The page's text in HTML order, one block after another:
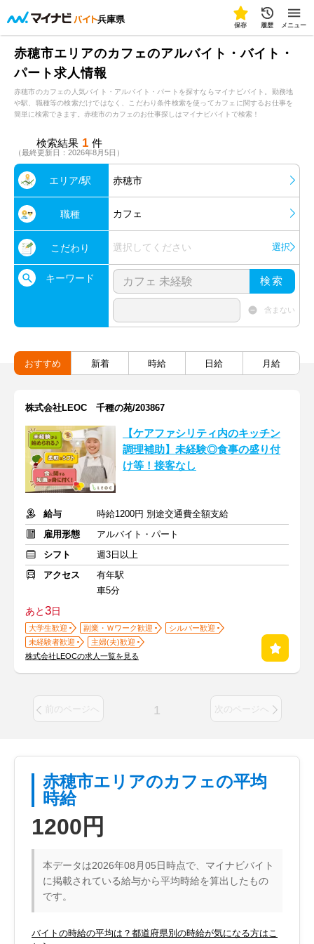
兵庫県
保存 履歴 メニュー
赤穂市エリアのカフェのアルバイト・バイト・
パート求人情報
赤穂市のカフェの人気バイト・アルバイト・パートを探すならマイナビバイト。勤務地
や駅、職種等の検索だけではなく、こだわり条件検索を使ってカフェに関するお仕事を
簡単に検索できます。赤穂市のカフェのお仕事探しはマイナビバイトで検索！
検索結果 1 件
（最終更新日：2026年8月5日）
エリア/駅 赤穂市
職種 カフェ
こだわり 選択してください 選択
キーワード 検索
含まない
おすすめ 新着 時給 日給 月給
株式会社LEOC 千種の苑/203867
【ケアファシリティ内のキッチン
調理補助】未経験◎食事の盛り付
け等！接客なし
給与
時給1200円 別途交通費全額支給
雇用形態
アルバイト・パート
シフト
週3日以上
アクセス
有年駅
車5分
あと3日
大学生歓迎 副業・Ｗワーク歓迎
シルバー歓迎
未経験者歓迎
主婦(夫)歓迎
株式会社LEOCの求人一覧を見る
前のページへ 1 次のページへ
赤穂市エリアのカフェの平均
時給
1200円
本データは2026年08月05日時点で、マイナビバイト
に掲載されている給与から平均時給を算出したもの
です。
バイトの時給の平均は？都道府県別の時給が気になる方はこ